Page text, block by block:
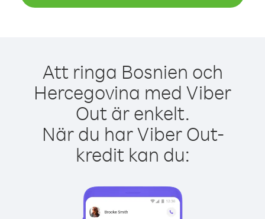
Att ringa Bosnien och
Hercegovina med Viber
Out är enkelt.
När du har Viber Out-
kredit kan du: